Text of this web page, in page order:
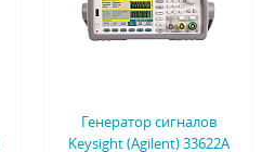
Генератор сигналов
Keysight (Agilent) 33622A